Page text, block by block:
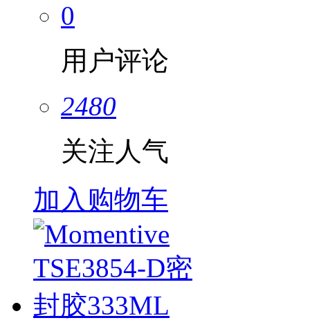
0
用户评论
2480
关注人气
加入购物车